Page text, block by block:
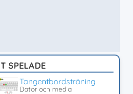
SPELADE
Tangentbordsträning
Dator och media